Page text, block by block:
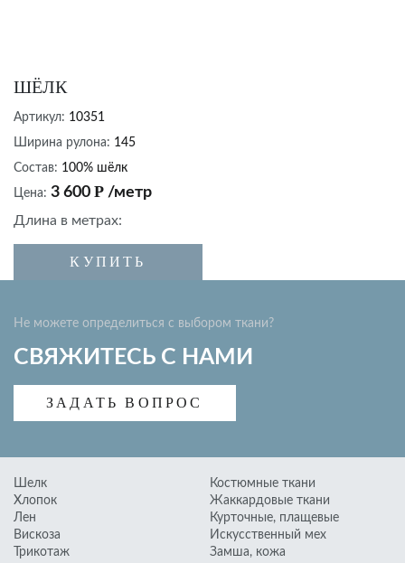
Жаккардовые ткани
Курточные, плащевые
Искусственный мех
Замша, кожа
Подкладочные ткани
ШЁЛК
Артикул: 10351
Ширина рулона: 145
Состав: 100% шёлк
Цена: 3 600 Р /метр
Длина в метрах:
КУПИТЬ
Не можете определиться с выбором ткани?
СВЯЖИТЕСЬ С НАМИ
ЗАДАТЬ ВОПРОС
Шелк
Хлопок
Лен
Вискоза
Трикотаж
Костюмные ткани
Жаккардовые ткани
Курточные, плащевые
Искусственный мех
Замша, кожа